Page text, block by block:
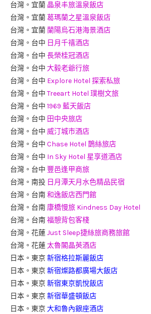
台灣。宜蘭 晶泉丰旅溫泉飯店
台灣。宜蘭葛瑪蘭之星溫泉飯店
台灣。宜蘭蘭陽烏石港海景酒店
台灣。台中 日月千禧酒店
台灣。台中 長榮桂冠酒店
台灣。台中 大毅老爺行旅
台灣。台中 Explore Hotel 探索私旅
台灣。台中 Treeart Hotel 璞樹文旅
台灣。台中 1969 藍天飯店
台灣。台中 田中央旅店
台灣。台中 威汀城市酒店
台灣。台中 Chase Hotel 鵲絲旅店
台灣。台中 In Sky Hotel 星享道酒店
台灣。台中 豐邑逢甲商旅
台灣。南投 日月潭天月水色精品民宿
台灣。台南和逸飯店西門館
台灣。台南 康橋慢旅 Kindness Day Hotel
台灣。台南福憩背包客棧
台灣。花蓮Just Sleep捷絲旅商務旅館
台灣。花蓮太魯閣晶英酒店
日本。東京新宿格拉斯麗飯店
日本。東京新宿燦路都廣場大飯店
日本。東京新宿東京凱悅飯店
日本。東京新宿華盛頓飯店
日本。東京大和魯內銀座酒店